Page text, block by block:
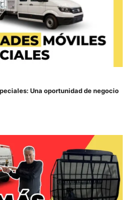
Una oportunidad de negocio